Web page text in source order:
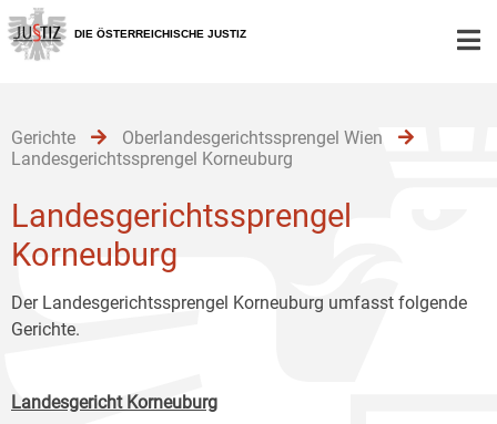
Zur
Hauptnavigation
[1]
Zum
Inhalt
[2]
Zum
Untermenü
[3]
DIE ÖSTERREICHISCHE JUSTIZ
Gerichte
Oberlandesgerichtssprengel Wien
Landesgerichtssprengel Korneuburg
Landesgerichtssprengel
Korneuburg
Der Landesgerichtssprengel Korneuburg umfasst folgende
Gerichte.
Landesgericht Korneuburg